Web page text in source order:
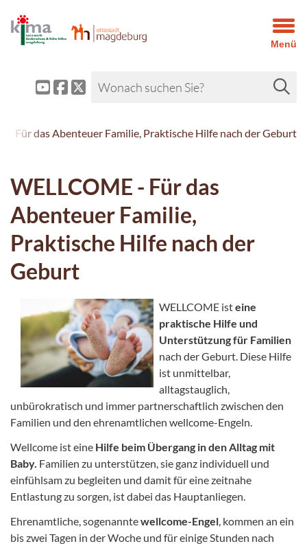
Menü
- Für das Abenteuer Familie, Praktische Hilfe nach der Geburt
WELLCOME - Für das
Abenteuer Familie,
Praktische Hilfe nach der
Geburt
WELLCOME isteine
praktische Hilfe und
Unterstützung für Familien
nach der Geburt. Diese Hilfe
ist unmittelbar,
alltagstauglich,
unbürokratisch und immer partnerschaftlich zwischen den
Familien und den ehrenamtlichen wellcome-Engeln.
Wellcome ist eine Hilfe beim Übergang in den Alltag mit
Baby. Familien zu unterstützen, sie ganz individuell und
einfühlsam zu begleiten und damit für eine zeitnahe
Entlastung zu sorgen, ist dabei das Hauptanliegen.
Ehrenamtliche, sogenanntewellcome-Engel , kommen an ein
bis zwei Tagen in der Woche und für einige Stunden nach